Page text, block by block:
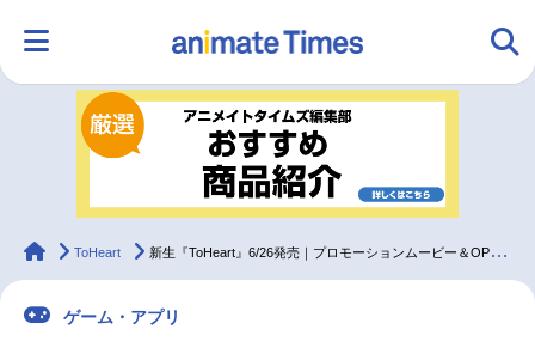
ランキング アニメ
ラジオ グッズ
animateTimes
ToHeart 新生『ToHeart』6/26発売｜プロモーションムービー＆OP比較動画解禁
ゲーム・アプリ